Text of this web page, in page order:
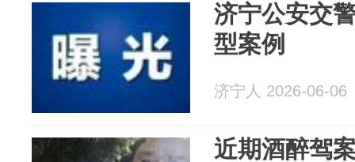
济宁公安交
型案例
济宁人 2026-06-06
近期酒醉驾